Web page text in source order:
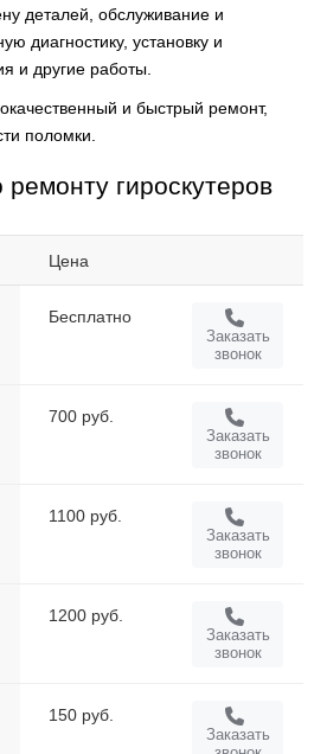
деталей, обслуживание и
диагностику, установку и
и другие работы.
и быстрый ремонт,
поломки.
гироскутеров
Цена
Бесплатно
Заказать
звонок
700 руб.
Заказать
звонок
1100 руб.
Заказать
звонок
1200 руб.
Заказать
звонок
150 руб.
Заказать